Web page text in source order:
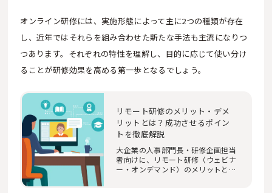
オンライン研修には、実施形態によって主に2つの種類が存在
し、近年ではそれらを組み合わせた新たな手法も主流になりつ
つあります。それぞれの特性を理解し、目的に応じて使い分け
ることが研修効果を高める第一歩となるでしょう。
リモート研修のメリット・デメ
リットとは？成功させるポイン
トを徹底解説
大企業の人事部門長・研修企画担当
者向けに、リモート研修（ウェビナ
ー・オンデマンド）のメリットとデ